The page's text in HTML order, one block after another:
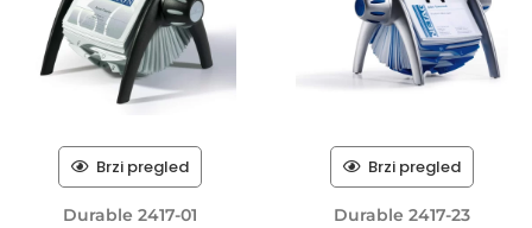
Brzi pregled
Durable 2417-01
Brzi pregled
Durable 2417-23